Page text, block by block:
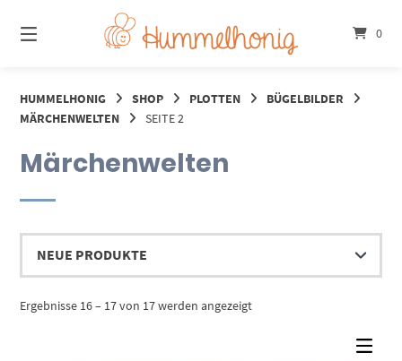
zum
Inhalt
0
HUMMELHONIG SHOP PLOTTEN
BÜGELBILDER
MÄRCHENWELTEN
SEITE 2
Märchenwelten
Ergebnisse 16 – 17 von 17 werden angezeigtNach